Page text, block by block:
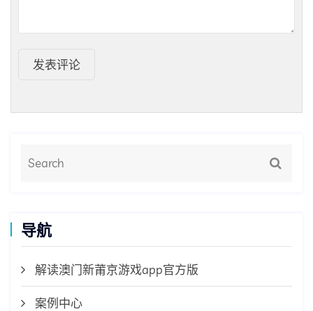
发表评论
导航
解读澳门新莆京游戏app官方版
案例中心